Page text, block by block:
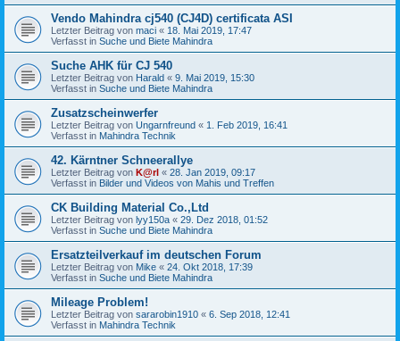
Vendo Mahindra cj540 (CJ4D) certificata ASI
Letzter Beitrag von maci « 18. Mai 2019, 17:47
Verfasst in Suche und Biete Mahindra
Suche AHK für CJ 540
Letzter Beitrag von Harald « 9. Mai 2019, 15:30
Verfasst in Suche und Biete Mahindra
Zusatzscheinwerfer
Letzter Beitrag von Ungarnfreund « 1. Feb 2019, 16:41
Verfasst in Mahindra Technik
42. Kärntner Schneerallye
Letzter Beitrag von K@rl « 28. Jan 2019, 09:17
Verfasst in Bilder und Videos von Mahis und Treffen
CK Building Material Co.,Ltd
Letzter Beitrag von lyy150a « 29. Dez 2018, 01:52
Verfasst in Suche und Biete Mahindra
Ersatzteilverkauf im deutschen Forum
Letzter Beitrag von Mike « 24. Okt 2018, 17:39
Verfasst in Suche und Biete Mahindra
Mileage Problem!
Letzter Beitrag von sararobin1910 « 6. Sep 2018, 12:41
Verfasst in Mahindra Technik